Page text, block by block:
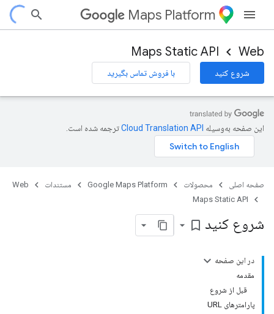
Maps Platform
Web
Maps Static API
شروع کنید با فروش تماس بگیرید
این صفحه به‌وسیله ترجمه شده است.
صفحه اصلی محصولات Google Maps Platform مستندات
Web
Maps Static API
شروع کنید bookmark_border
در این صفحه
مقدمه
قبل از شروع
پارامترهای URL